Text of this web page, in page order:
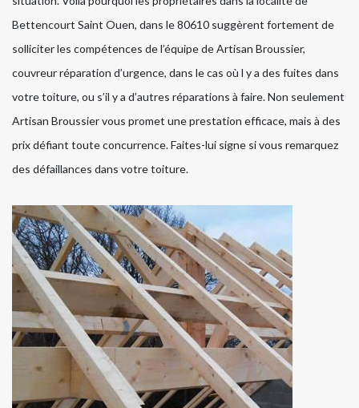
Bettencourt Saint Ouen, dans le 80610 suggèrent fortement de
solliciter les compétences de l’équipe de Artisan Broussier,
couvreur réparation d’urgence, dans le cas où l y a des fuites dans
votre toiture, ou s’il y a d’autres réparations à faire. Non seulement
Artisan Broussier vous promet une prestation efficace, mais à des
prix défiant toute concurrence. Faites-lui signe si vous remarquez
des défaillances dans votre toiture.